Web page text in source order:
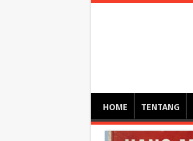
HOME TENTANG